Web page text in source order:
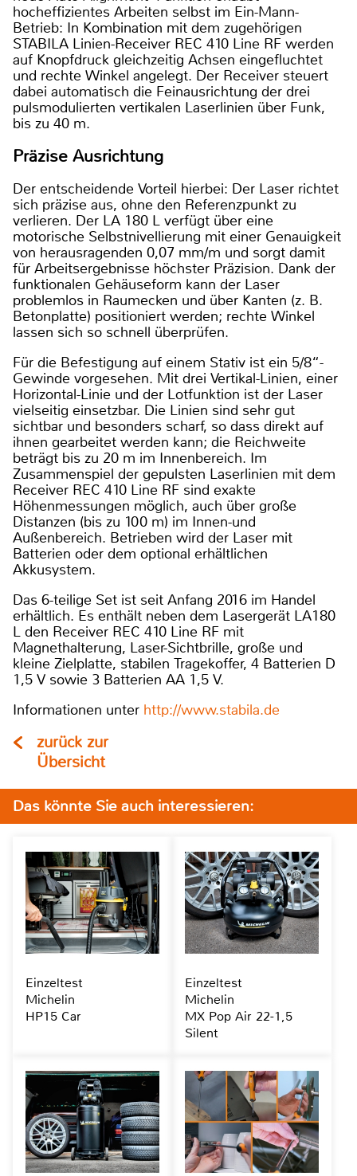
hocheffizientes Arbeiten selbst im Ein-Mann-
Betrieb: In Kombination mit dem zugehörigen
STABILA Linien-Receiver REC 410 Line RF werden
auf Knopfdruck gleichzeitig Achsen eingefluchtet
und rechte Winkel angelegt. Der Receiver steuert
dabei automatisch die Feinausrichtung der drei
pulsmodulierten vertikalen Laserlinien über Funk,
bis zu 40 m.
Präzise Ausrichtung
Der entscheidende Vorteil hierbei: Der Laser richtet
sich präzise aus, ohne den Referenzpunkt zu
verlieren. Der LA 180 L verfügt über eine
motorische Selbstnivellierung mit einer Genauigkeit
von herausragenden 0,07 mm/m und sorgt damit
für Arbeitsergebnisse höchster Präzision. Dank der
funktionalen Gehäuseform kann der Laser
problemlos in Raumecken und über Kanten (z. B.
Betonplatte) positioniert werden; rechte Winkel
lassen sich so schnell überprüfen.
Für die Befestigung auf einem Stativ ist ein 5/8“-
Gewinde vorgesehen. Mit drei Vertikal-Linien, einer
Horizontal-Linie und der Lotfunktion ist der Laser
vielseitig einsetzbar. Die Linien sind sehr gut
sichtbar und besonders scharf, so dass direkt auf
ihnen gearbeitet werden kann; die Reichweite
beträgt bis zu 20 m im Innenbereich. Im
Zusammenspiel der gepulsten Laserlinien mit dem
Receiver REC 410 Line RF sind exakte
Höhenmessungen möglich, auch über große
Distanzen (bis zu 100 m) im Innen-und
Außenbereich. Betrieben wird der Laser mit
Batterien oder dem optional erhältlichen
Akkusystem.
Das 6-teilige Set ist seit Anfang 2016 im Handel
erhältlich. Es enthält neben dem Lasergerät LA180
L den Receiver REC 410 Line RF mit
Magnethalterung, Laser-Sichtbrille, große und
kleine Zielplatte, stabilen Tragekoffer, 4 Batterien D
1,5 V sowie 3 Batterien AA 1,5 V.
Informationen unter http://www.stabila.de
zurück zur
Übersicht
Das könnte Sie auch interessieren:
Einzeltest
Michelin
HP15 Car
Einzeltest
Michelin
MX Pop Air 22-1,5
Silent